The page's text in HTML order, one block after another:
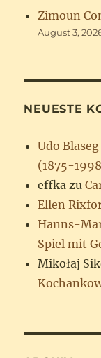
Zimoun
August 3,
NEUESTE
Udo Blaseg
(1875-
effka zu
Ellen
Hanns-
Spiel mit
Mikołaj